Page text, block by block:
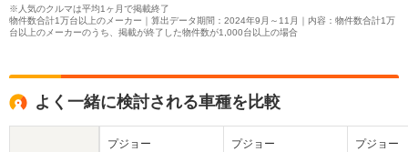
※人気のクルマは平均1ヶ月で掲載終了
物件数合計1万台以上のメーカー｜算出データ期間：2024年9月～11月｜内容：物件数合計1万
台以上のメーカーのうち、掲載が終了した物件数が1,000台以上の場合
よく一緒に検討される車種を比較
プジョー プジョー プジョー